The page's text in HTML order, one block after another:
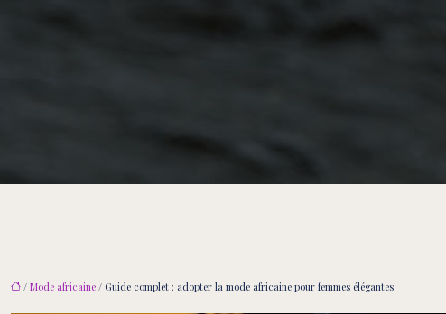
/ Mode africaine / Guide complet : adopter la mode africaine pour femmes élégantes